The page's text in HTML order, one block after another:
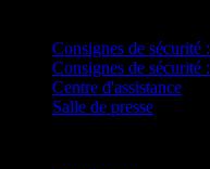
Consignes de sécurité
Consignes de sécurité
Centre d'assistance
Salle de presse